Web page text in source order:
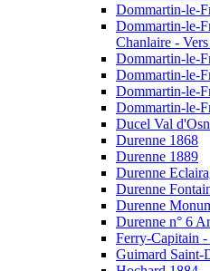
Dommartin-le-
Dommartin-le-
Chanlaire -
Dommartin-le-
Dommartin-le-
Dommartin-le-
Dommartin-le-
Ducel Val
Durenne 1868
Durenne 1889
Durenne
Durenne
Durenne
Durenne n° 6
Ferry-Capitain
Guimard Saint-